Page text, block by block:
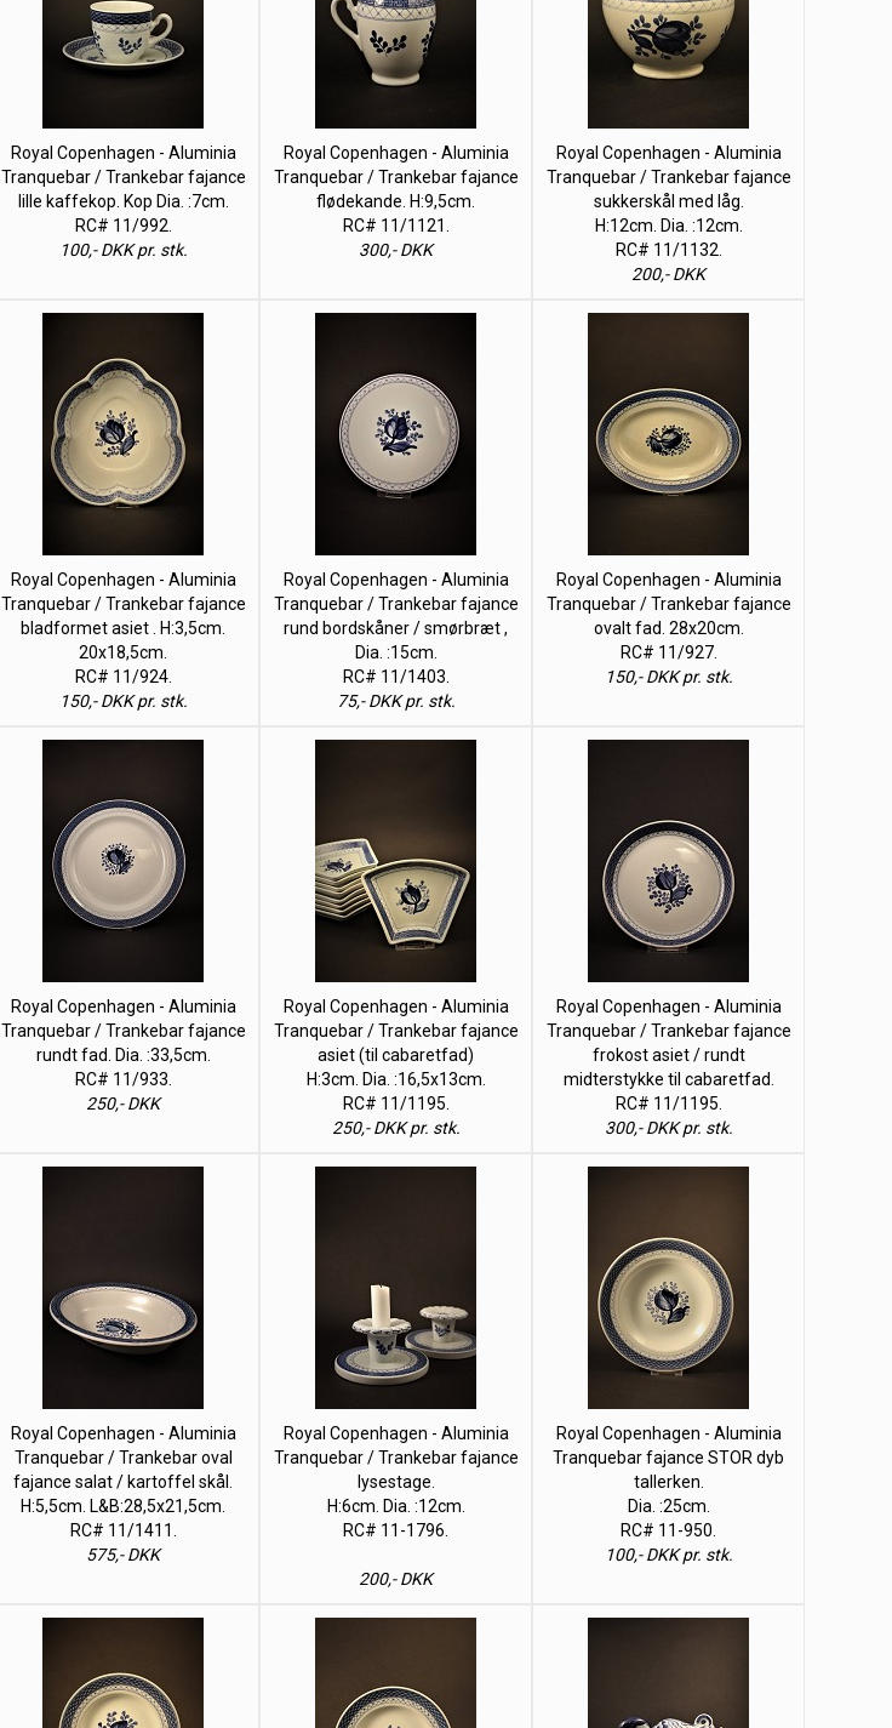
Royal Copenhagen - Aluminia
Tranquebar / Trankebar fajance
lille kaffekop. Kop Dia. :7cm.
RC# 11/992.
100,- DKK pr. stk.
Royal Copenhagen - Aluminia
Tranquebar / Trankebar fajance
flødekande. H:9,5cm.
RC# 11/1121.
300,- DKK
Royal Copenhagen - Aluminia
Tranquebar / Trankebar fajance
sukkerskål med låg.
H:12cm. Dia. :12cm.
RC# 11/1132.
200,- DKK
Royal Copenhagen - Aluminia
Tranquebar / Trankebar fajance
bladformet asiet . H:3,5cm.
20x18,5cm.
RC# 11/924.
150,- DKK pr. stk.
Royal Copenhagen - Aluminia
Tranquebar / Trankebar fajance
rund bordskåner / smørbræt ,
Dia. :15cm.
RC# 11/1403.
75,- DKK pr. stk.
Royal Copenhagen - Aluminia
Tranquebar / Trankebar fajance
ovalt fad. 28x20cm.
RC# 11/927.
150,- DKK pr. stk.
Royal Copenhagen - Aluminia
Tranquebar / Trankebar fajance
rundt fad. Dia. :33,5cm.
RC# 11/933.
250,- DKK
Royal Copenhagen - Aluminia
Tranquebar / Trankebar fajance
asiet (til cabaretfad)
H:3cm. Dia. :16,5x13cm.
RC# 11/1195.
250,- DKK pr. stk.
Royal Copenhagen - Aluminia
Tranquebar / Trankebar fajance
frokost asiet / rundt
midterstykke til cabaretfad.
RC# 11/1195.
300,- DKK pr. stk.
Royal Copenhagen - Aluminia
Tranquebar / Trankebar oval
fajance salat / kartoffel skål.
H:5,5cm. L&B:28,5x21,5cm.
RC# 11/1411.
575,- DKK
Royal Copenhagen - Aluminia
Tranquebar / Trankebar fajance
lysestage.
H:6cm. Dia. :12cm.
RC# 11-1796.
200,- DKK
Royal Copenhagen - Aluminia
Tranquebar fajance STOR dyb
tallerken.
Dia. :25cm.
RC# 11-950.
100,- DKK pr. stk.